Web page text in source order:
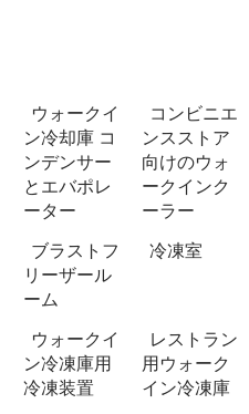
ウォークイ
ン冷却庫 コ
ンデンサー
とエバポレ
ーター
コンビニエ
ンスストア
向けのウォ
ークインク
ーラー
ブラストフ
リーザール
ーム
冷凍室
ウォークイ
ン冷凍庫用
冷凍装置
レストラン
用ウォーク
イン冷凍庫